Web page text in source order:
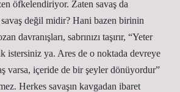
öfkelendiriyor. Zaten savaş da
değil midir? Hani bazen birinin
davranışları, sabrınızı taşırır, “Yeter
istersiniz ya. Ares de o noktada devreye
varsa, içeride de bir şeyler dönüyordur”
Herkes savaşın kavgadan ibaret